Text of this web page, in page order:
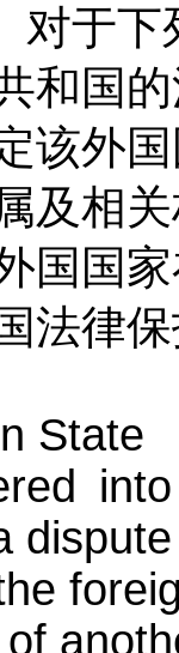
对于下
和国
该外
及相
国国
法律
State